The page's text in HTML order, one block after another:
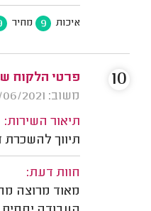
איכות 9 מחיר
פרטי הלקוח
משוב: 17/06/2021
תיאור השירות:
תיווך להשכרת
חוות דעת:
מאוד מרוצה
10